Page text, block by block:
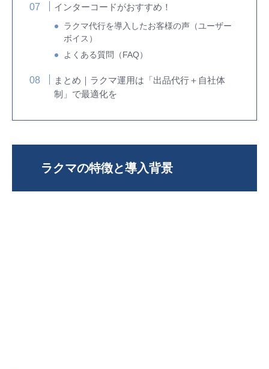
インターコードがおすすめ！
ラクマ代行を導入したお客様の声（ユーザー
ボイス）
よくある質問（FAQ）
まとめ｜ラクマ運用は「出品代行＋自社体
制」で最適化を
ラクマの特徴と導入背景